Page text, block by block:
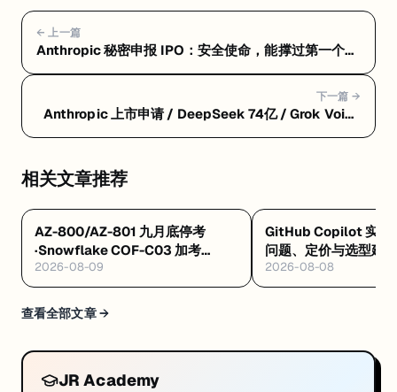
← 上一篇
Anthropic 秘密申报 IPO：安全使命，能撑过第一个季
下一篇 →
Anthropic 上市申请 / DeepSeek 74亿 / Grok Voice
相关文章推荐
AZ-800/AZ-801 九月底停考
·Snowflake COF-C03 加考
Cortex AI·AWS 十万免费 AI 席
8/4 开训
2026-08-09
GitHub Copilot 实战
问题、定价与选型建议
2026-08-08
查看全部文章 →
JR Academy